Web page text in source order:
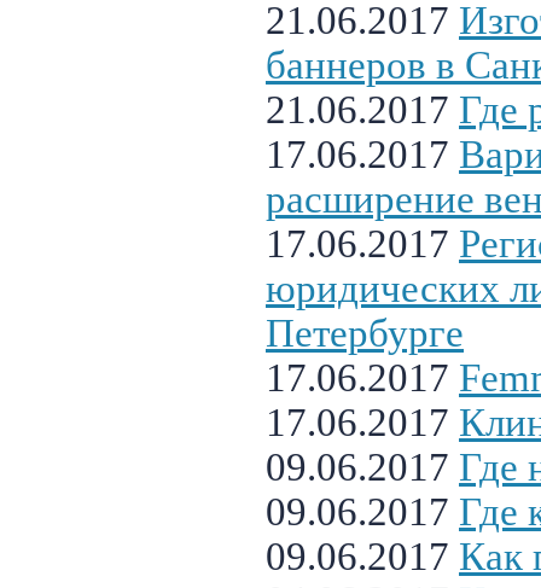
21.06.2017
баннеров в
21.06.2017 Где
17.06.2017
расширение
17.06.2017
юридических
Петербурге
17.06.2017
17.06.2017
09.06.2017 Где
09.06.2017 Где
09.06.2017 Как